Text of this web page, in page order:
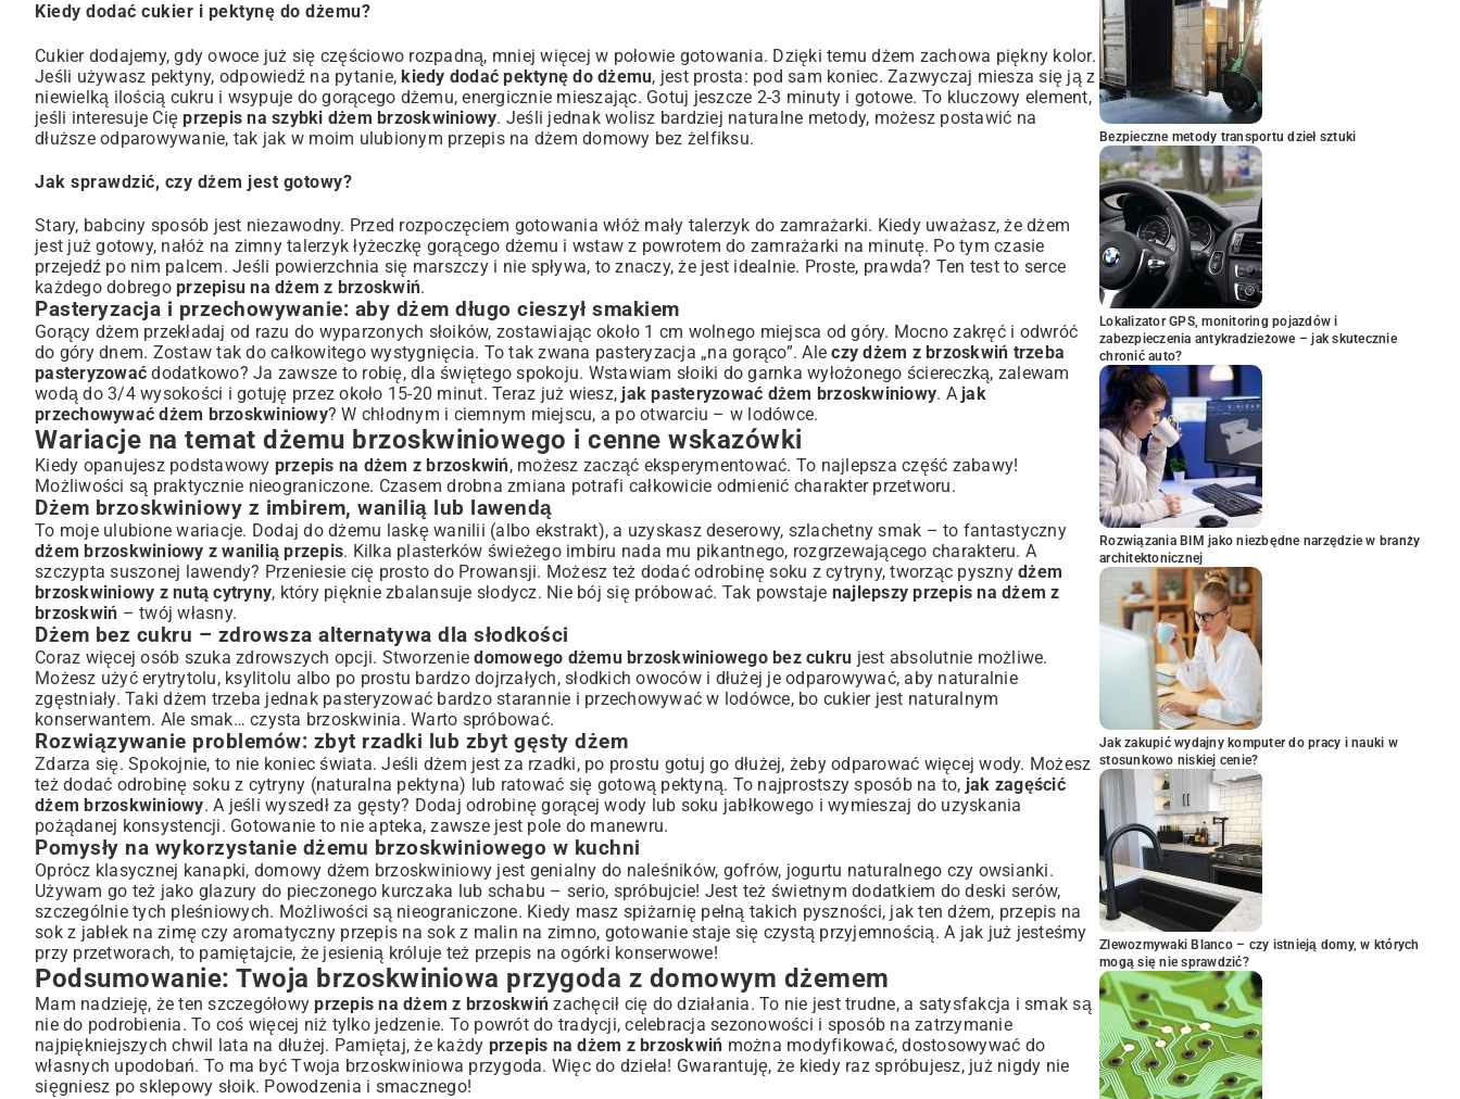
Kiedy dodać cukier i pektynę do dżemu?
Cukier dodajemy, gdy owoce już się częściowo rozpadną, mniej więcej w połowie gotowania. Dzięki temu dżem zachowa piękny kolor.
Jeśli używasz pektyny, odpowiedź na pytanie,kiedy dodać pektynę do dżemu, jest prosta: pod sam koniec. Zazwyczaj miesza się ją z
niewielką ilością cukru i wsypuje do gorącego dżemu, energicznie mieszając. Gotuj jeszcze 2-3 minuty i gotowe. To kluczowy element,
jeśli interesuje Cięprzepis na szybki dżem brzoskwiniowy. Jeśli jednak wolisz bardziej naturalne metody, możesz postawić na
dłuższe odparowywanie, tak jak w moim ulubionym przepis na dżem domowy bez żelfiksu.
Jak sprawdzić, czy dżem jest gotowy?
Stary, babciny sposób jest niezawodny. Przed rozpoczęciem gotowania włóż mały talerzyk do zamrażarki. Kiedy uważasz, że dżem
jest już gotowy, nałóż na zimny talerzyk łyżeczkę gorącego dżemu i wstaw z powrotem do zamrażarki na minutę. Po tym czasie
przejedź po nim palcem. Jeśli powierzchnia się marszczy i nie spływa, to znaczy, że jest idealnie. Proste, prawda? Ten test to serce
każdego dobrego przepisu na dżem z brzoskwiń.
Pasteryzacja i przechowywanie: aby dżem długo cieszył smakiem
Gorący dżem przekładaj od razu do wyparzonych słoików, zostawiając około 1 cm wolnego miejsca od góry. Mocno zakręć i odwróć
do góry dnem. Zostaw tak do całkowitego wystygnięcia. To tak zwana pasteryzacja „na gorąco”. Aleczy dżem z brzoskwiń trzeba
pasteryzować dodatkowo? Ja zawsze to robię, dla świętego spokoju. Wstawiam słoiki do garnka wyłożonego ściereczką, zalewam
wodą do 3/4 wysokości i gotuję przez około 15-20 minut. Teraz już wiesz, jak pasteryzować dżem brzoskwiniowy. A jak
przechowywać dżem brzoskwiniowy? W chłodnym i ciemnym miejscu, a po otwarciu – w lodówce.
Wariacje na temat dżemu brzoskwiniowego i cenne wskazówki
Kiedy opanujesz podstawowy przepis na dżem z brzoskwiń, możesz zacząć eksperymentować. To najlepsza część zabawy!
Możliwości są praktycznie nieograniczone. Czasem drobna zmiana potrafi całkowicie odmienić charakter przetworu.
Dżem brzoskwiniowy z imbirem, wanilią lub lawendą
To moje ulubione wariacje. Dodaj do dżemu laskę wanilii (albo ekstrakt), a uzyskasz deserowy, szlachetny smak – to fantastyczny
dżem brzoskwiniowy z wanilią przepis. Kilka plasterków świeżego imbiru nada mu pikantnego, rozgrzewającego charakteru. A
szczypta suszonej lawendy? Przeniesie cię prosto do Prowansji. Możesz też dodać odrobinę soku z cytryny, tworząc pyszny dżem
brzoskwiniowy z nutą cytryny, który pięknie zbalansuje słodycz. Nie bój się próbować. Tak powstaje najlepszy przepis na dżem z
brzoskwiń – twój własny.
Dżem bez cukru – zdrowsza alternatywa dla słodkości
Coraz więcej osób szuka zdrowszych opcji. Stworzeniedomowego dżemu brzoskwiniowego bez cukru jest absolutnie możliwe.
Możesz użyć erytrytolu, ksylitolu albo po prostu bardzo dojrzałych, słodkich owoców i dłużej je odparowywać, aby naturalnie
zgęstniały. Taki dżem trzeba jednak pasteryzować bardzo starannie i przechowywać w lodówce, bo cukier jest naturalnym
konserwantem. Ale smak… czysta brzoskwinia. Warto spróbować.
Rozwiązywanie problemów: zbyt rzadki lub zbyt gęsty dżem
Zdarza się. Spokojnie, to nie koniec świata. Jeśli dżem jest za rzadki, po prostu gotuj go dłużej, żeby odparować więcej wody. Możesz
też dodać odrobinę soku z cytryny (naturalna pektyna) lub ratować się gotową pektyną. To najprostszy sposób na to, jak zagęścić
dżem brzoskwiniowy. A jeśli wyszedł za gęsty? Dodaj odrobinę gorącej wody lub soku jabłkowego i wymieszaj do uzyskania
pożądanej konsystencji. Gotowanie to nie apteka, zawsze jest pole do manewru.
Pomysły na wykorzystanie dżemu brzoskwiniowego w kuchni
Oprócz klasycznej kanapki, domowy dżem brzoskwiniowy jest genialny do naleśników, gofrów, jogurtu naturalnego czy owsianki.
Używam go też jako glazury do pieczonego kurczaka lub schabu – serio, spróbujcie! Jest też świetnym dodatkiem do deski serów,
szczególnie tych pleśniowych. Możliwości są nieograniczone. Kiedy masz spiżarnię pełną takich pyszności, jak ten dżem, przepis na
sok z jabłek na zimę czy aromatyczny przepis na sok z malin na zimno, gotowanie staje się czystą przyjemnością. A jak już jesteśmy
przy przetworach, to pamiętajcie, że jesienią króluje też przepis na ogórki konserwowe!
Podsumowanie: Twoja brzoskwiniowa przygoda z domowym dżemem
Mam nadzieję, że ten szczegółowyprzepis na dżem z brzoskwiń zachęcił cię do działania. To nie jest trudne, a satysfakcja i smak są
nie do podrobienia. To coś więcej niż tylko jedzenie. To powrót do tradycji, celebracja sezonowości i sposób na zatrzymanie
najpiękniejszych chwil lata na dłużej. Pamiętaj, że każdy przepis na dżem z brzoskwiń można modyfikować, dostosowywać do
własnych upodobań. To ma być Twoja brzoskwiniowa przygoda. Więc do dzieła! Gwarantuję, że kiedy raz spróbujesz, już nigdy nie
sięgniesz po sklepowy słoik. Powodzenia i smacznego!
Bezpieczne metody transportu dzieł sztuki
Lokalizator GPS, monitoring pojazdów i
zabezpieczenia antykradzieżowe – jak skutecznie
chronić auto?
Rozwiązania BIM jako niezbędne narzędzie w branży
architektonicznej
Jak zakupić wydajny komputer do pracy i nauki w
stosunkowo niskiej cenie?
Zlewozmywaki Blanco – czy istnieją domy, w których
mogą się nie sprawdzić?